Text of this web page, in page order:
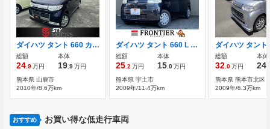
ダイハツ タント 660 カスタム X リミテッド
総額
24 .9万円
本体
19 .9万円
熊本県 山鹿市
2010年/8.6万km
ダイハツ タント 660 L 片側スライドドア パワステ
総額
25 .2 万円
本体
15 .0万円
熊本県 宇土市
2009年/11.4万km
総額
32 .0万円
本体
24
熊本県 熊本市北区
2009年/6.3万km
おすすめ お買い得な低走行車両